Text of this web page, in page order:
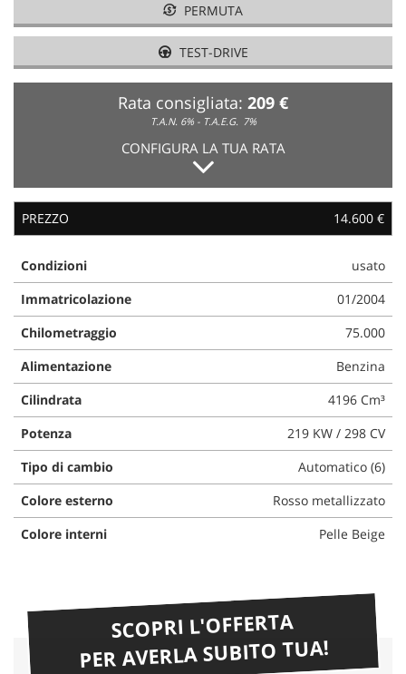
PERMUTA
TEST-DRIVE
Rata consigliata: 209 €
T.A.N. 6% - T.A.E.G. 7%
CONFIGURA LA TUA RATA
PREZZO 14.600 €
Condizioni
usato
Immatricolazione
01/2004
Chilometraggio
75.000
Alimentazione
Benzina
Cilindrata
4196 Cm³
Potenza
219 KW / 298 CV
Tipo di cambio
Automatico (6)
Colore esterno
Rosso metallizzato
Colore interni
Pelle Beige
SCOPRI L'OFFERTA
PER AVERLA SUBITO TUA!